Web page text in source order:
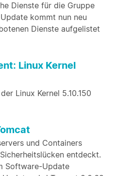
Dienste für die Gruppe
kommt nun neu
Dienste aufgelistet
Linux Kernel
Linux Kernel 5.10.150
und Containers
entdeckt.
Software-Update